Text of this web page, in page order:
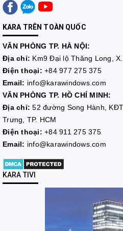
KARA TRÊN TOÀN QUỐC
VĂN PHÒNG TP. HÀ NỘI:
Địa chỉ: Km9 Đại lộ Thăng Long,
Điện thoại: +84 977 275 375
Email: info@karawindows.com
VĂN PHÒNG TP. HỒ CHÍ MINH:
Địa chỉ:52 đường Song Hành,
Trưng, TP. HCM
Điện thoại: +84 911 275 375
Email: info@karawindows.com
KARA TIVI